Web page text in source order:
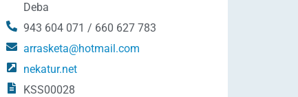
Deba
943 604 071 / 660 627 783
arrasketa@hotmail.com
nekatur.net
KSS00028